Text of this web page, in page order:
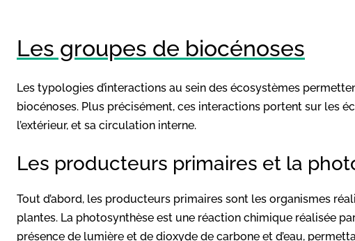
Les groupes de biocénoses
Les typologies d’interactions au sein des écosystèmes
biocénoses. Plus précisément, ces interactions portent sur les
l’extérieur, et sa circulation interne.
Les producteurs primaires et la
Tout d’abord, les producteurs primaires sont les organismes
plantes. La photosynthèse est une réaction chimique réalisée
présence de lumière et de dioxyde de carbone et d’eau,